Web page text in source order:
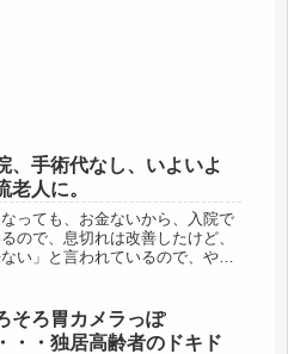
、手術代なし、いよいよ
老人に。
っても、お金ないから、入院で
ので、息切れは改善したけど、
い」と言われているので、やっ
そろ胃カメラっぽ
・・独居高齢者のドキド